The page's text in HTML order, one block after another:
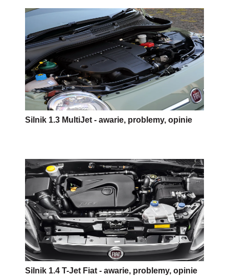
Silnik 1.3 MultiJet - awarie, problemy, opinie
Silnik 1.4 T-Jet Fiat - awarie, problemy, opinie